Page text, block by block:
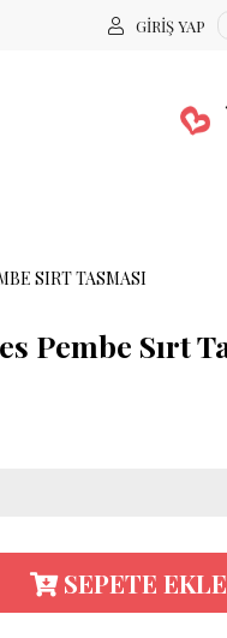
GIRIŞ YAP
SIRT TASMASI
Pembe Sırt
SEPETE EKLE